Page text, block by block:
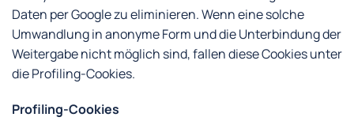
Daten per Google zu eliminieren. Wenn eine solche
Umwandlung in anonyme Form und die Unterbindung der
Weitergabe nicht möglich sind, fallen diese Cookies unter
die Profiling-Cookies.
Profiling-Cookies